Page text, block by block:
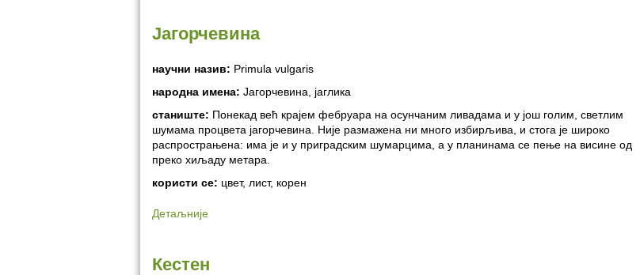
Јагорчевина
научни назив: Primula vulgaris
народна имена: Јагорчевина, јаглика
станиште: Понекад већ крајем фебруара на осунчаним ливадама и у још голим, светлим
шумама процвета јагорчевина. Није размажена ни много избирљива, и стога је широко
распрострањена: има је и у приградским шумарцима, а у планинама се пење на висине од
преко хиљаду метара.
користи се: цвет, лист, корен
Детаљније
Кестен